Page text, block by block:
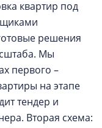
квартир под
решения
Мы
первого –
на этапе
тендер и
Вторая схема: